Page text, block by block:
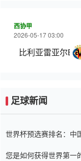
西协甲
2026-05-17 03:00
比利亚雷亚尔B队
足球新闻
世界杯预选赛排名：中
您是如何获得世界第一